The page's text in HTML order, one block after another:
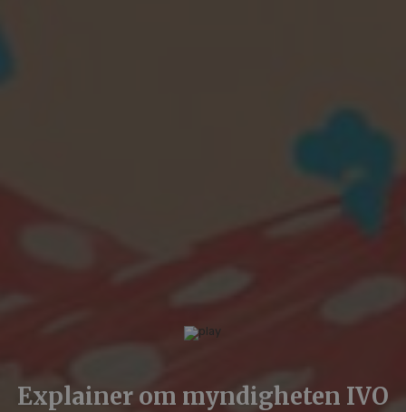
Explainer om myndigheten IVO